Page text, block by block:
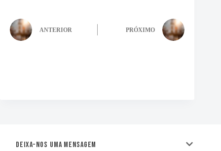
ANTERIOR PRÓXIMO
Deixa-nos uma mensagem